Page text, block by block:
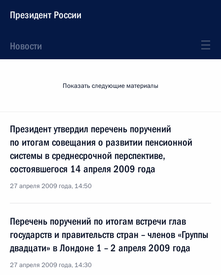
Президент России
Новости
Показать следующие материалы
Президент утвердил перечень поручений
по итогам совещания о развитии пенсионной
системы в среднесрочной перспективе,
состоявшегося 14 апреля 2009 года
27 апреля 2009 года, 14:50
Перечень поручений по итогам встречи глав
государств и правительств стран – членов «Группы
двадцати» в Лондоне 1 – 2 апреля 2009 года
27 апреля 2009 года, 14:30